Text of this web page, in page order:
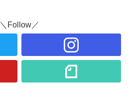
＼Follow／